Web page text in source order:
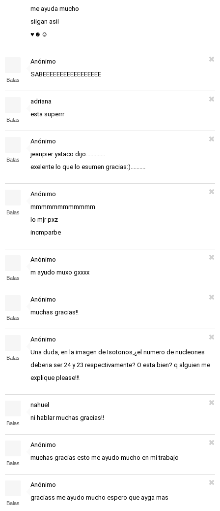
me ayuda mucho
siigan asii
♥☻☺
Balas
Anónimo
SABEEEEEEEEEEEEEEEEE
Balas
adriana
esta superrr
Balas
Anónimo
jeanpier yataco dijo.............
exelente lo que lo esumen gracias:)..........
Balas
Anónimo
mmmmmmmmmmmm
lo mjr pxz
incmparbe
Balas
Anónimo
m ayudo muxo gxxxx
Balas
Anónimo
muchas gracias!!
Balas
Anónimo
Una duda, en la imagen de Isotonos,¿el numero de nucleones
deberia ser 24 y 23 respectivamente? O esta bien? q alguien me
explique please!!!
Balas
nahuel
ni hablar muchas gracias!!
Balas
Anónimo
muchas gracias esto me ayudo mucho en mi trabajo
Balas
Anónimo
graciass me ayudo mucho espero que ayga mas